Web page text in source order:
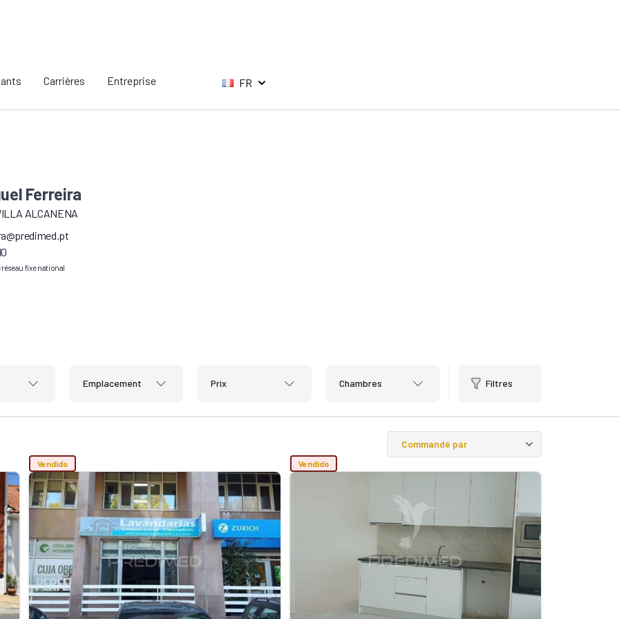
Carrières Entreprise FR
Ferreira
ALCANENA
réseau fixe national
Emplacement Prix Chambres Filtres
Vendido Vendido